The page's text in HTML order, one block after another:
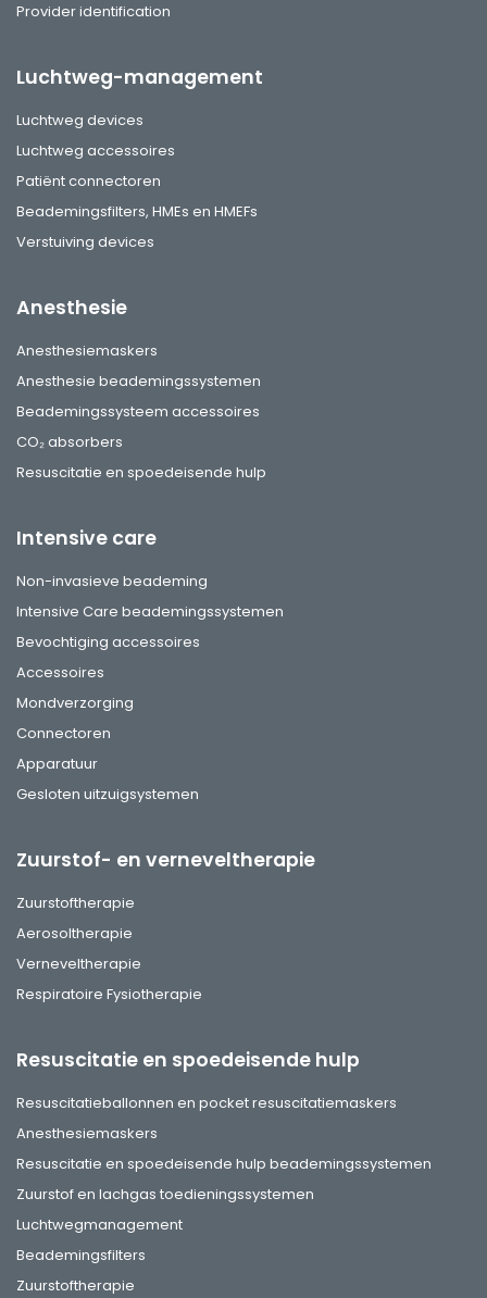
Provider identification
Luchtweg-management
Luchtweg devices
Luchtweg accessoires
Patiënt connectoren
Beademingsfilters, HMEs en HMEFs
Verstuiving devices
Anesthesie
Anesthesiemaskers
Anesthesie beademingssystemen
Beademingssysteem accessoires
CO₂ absorbers
Resuscitatie en spoedeisende hulp
Intensive care
Non-invasieve beademing
Intensive Care beademingssystemen
Bevochtiging accessoires
Accessoires
Mondverzorging
Connectoren
Apparatuur
Gesloten uitzuigsystemen
Zuurstof- en verneveltherapie
Zuurstoftherapie
Aerosoltherapie
Verneveltherapie
Respiratoire Fysiotherapie
Resuscitatie en spoedeisende hulp
Resuscitatieballonnen en pocket resuscitatiemaskers
Anesthesiemaskers
Resuscitatie en spoedeisende hulp beademingssystemen
Zuurstof en lachgas toedieningssystemen
Luchtwegmanagement
Beademingsfilters
Zuurstoftherapie